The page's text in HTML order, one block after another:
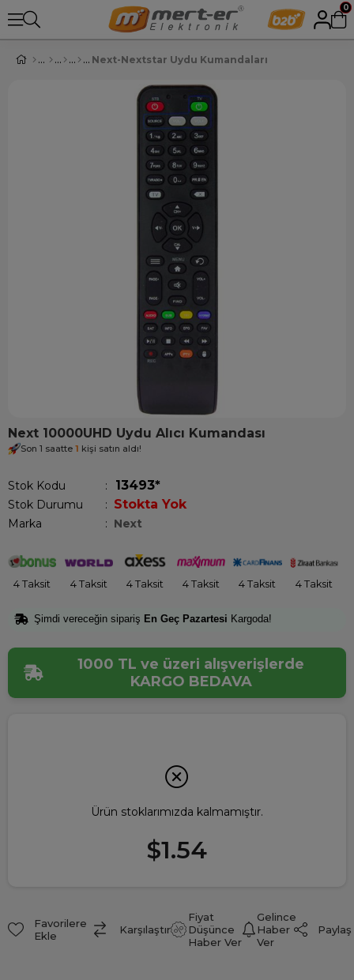
0
Next-Nextstar Uydu Kumandaları
Next 10000UHD Uydu Alıcı Kumandası
Son 1 saatte 1 kişi satın aldı!
Stok Kodu 13493*
Stok Durumu : Stokta Yok
Marka : Next
4 Taksit 4 Taksit 4 Taksit 4 Taksit 4 Taksit 4 Taksit
Şimdi vereceğin sipariş En Geç Pazartesi Kargoda!
1000 TL ve üzeri alışverişlerde
KARGO BEDAVA
Ürün stoklarımızda kalmamıştır.
$1.54
Favorilere
Ekle
Karşılaştır
Fiyat
Düşünce
Haber Ver
Gelince
Haber
Ver
Paylaş